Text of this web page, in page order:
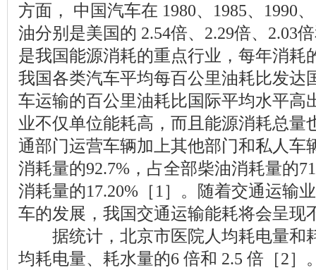
方面， 中国汽车在 1980、1985、1990
油分别是美国的 2.54倍、2.29倍、2.03
是我国能源消耗的重点行业，每年消耗
我国各类汽车平均每百公里油耗比发达
车运输的百公里油耗比国际平均水平高
业不仅单位能耗高，而且能源消耗总量
通部门运营车辆加上其他部门和私人车
消耗量的92.7%，占全部柴油消耗量的
消耗量的17.20%［1］。随着交通运输
车的发展，我国交通运输能耗将会呈现
据统计，北京市医院人均耗电量和
均耗电量、耗水量的6 倍和 2.5 倍［2］